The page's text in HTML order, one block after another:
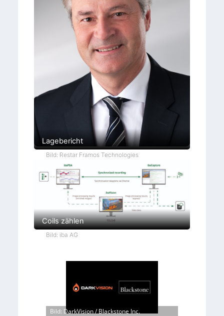
Lagebericht
Bild: Restar Framos Technologies
Coils zählen
Bild: iba AG
Bild: DarkVision / Blackstone Inc.